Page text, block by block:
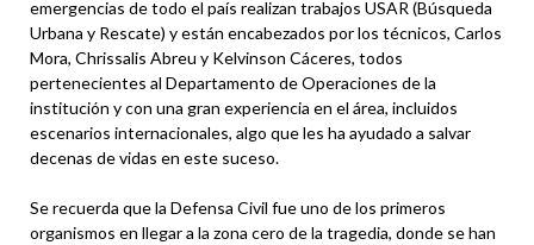
emergencias de todo el país realizan trabajos USAR (Búsqueda
Urbana y Rescate) y están encabezados por los técnicos, Carlos
Mora, Chrissalis Abreu y Kelvinson Cáceres, todos
pertenecientes al Departamento de Operaciones de la
institución y con una gran experiencia en el área, incluidos
escenarios internacionales, algo que les ha ayudado a salvar
decenas de vidas en este suceso.
Se recuerda que la Defensa Civil fue uno de los primeros
organismos en llegar a la zona cero de la tragedia, donde se han